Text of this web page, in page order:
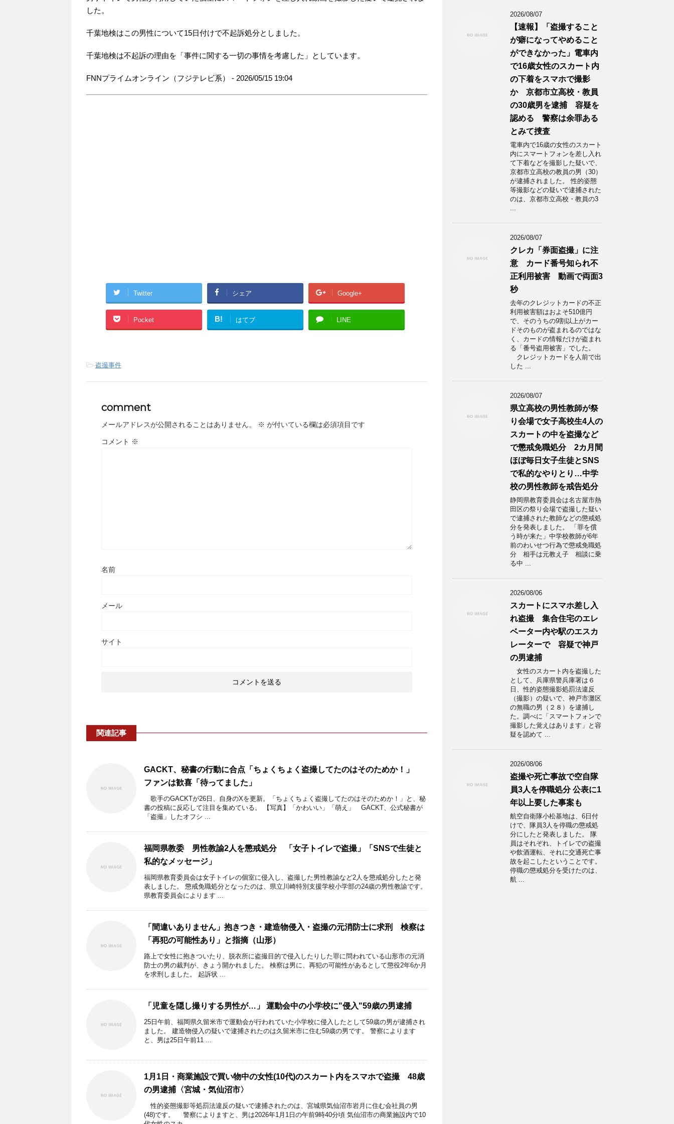
した。
千葉地検はこの男性について15日付けで不起訴処分としました。
千葉地検は不起訴の理由を「事件に関する一切の事情を考慮した」としています。
FNNプライムオンライン（フジテレビ系） - 2026/05/15 19:04
Twitter シェア Google+
Pocket B! はてブ LINE
-盗撮事件
comment
メールアドレスが公開されることはありません。 ※ が付いている欄は必須項目です
コメント ※
名前
メール
サイト
関連記事
GACKT、秘書の行動に合点「ちょくちょく盗撮してたのはそのためか！」
ファンは歓喜「待ってました」
歌手のGACKTが26日、自身のXを更新。「ちょくちょく盗撮してたのはそのためか！」と、秘
書の投稿に反応して注目を集めている。 【写真】「かわいい」「萌え」 GACKT、公式秘書が
「盗撮」したオフシ ...
福岡県教委 男性教諭2人を懲戒処分 「女子トイレで盗撮」「SNSで生徒と
私的なメッセージ」
福岡県教育委員会は女子トイレの個室に侵入し、盗撮した男性教諭など2人を懲戒処分したと発
表しました。 懲戒免職処分となったのは、県立川崎特別支援学校小学部の24歳の男性教諭です。
県教育委員会によります ...
「間違いありません」抱きつき・建造物侵入・盗撮の元消防士に求刑 検察は
「再犯の可能性あり」と指摘（山形）
路上で女性に抱きついたり、脱衣所に盗撮目的で侵入したりした罪に問われている山形市の元消
防士の男の裁判が、きょう開かれました。 検察は男に、再犯の可能性があるとして懲役2年6か月
を求刑しました。 起訴状 ...
「児童を隠し撮りする男性が…」 運動会中の小学校に"侵入"59歳の男逮捕
25日午前、福岡県久留米市で運動会が行われていた小学校に侵入したとして59歳の男が逮捕され
ました。 建造物侵入の疑いで逮捕されたのは久留米市に住む59歳の男です。 警察によります
と、男は25日午前11 ...
1月1日・商業施設で買い物中の女性(10代)のスカート内をスマホで盗撮 48歳
の男逮捕〈宮城・気仙沼市〉
性的姿態撮影等処罰法違反の疑いで逮捕されたのは、宮城県気仙沼市岩月に住む会社員の男
(48)です。 警察によりますと、男は2026年1月1日の午前9時40分頃 気仙沼市の商業施設内で10
2026/08/07
【速報】「盗撮すること
が癖になってやめること
ができなかった」電車内
で16歳女性のスカート内
の下着をスマホで撮影
か 京都市立高校・教員
の30歳男を逮捕 容疑を
認める 警察は余罪ある
とみて捜査
電車内で16歳の女性のスカート
内にスマートフォンを差し入れ
て下着などを撮影した疑いで、
京都市立高校の教員の男（30）
が逮捕されました。 性的姿態
等撮影などの疑いで逮捕された
のは、京都市立高校・教員の3
...
2026/08/07
クレカ「券面盗撮」に注
意 カード番号知られ不
正利用被害 動画で両面3
秒
去年のクレジットカードの不正
利用被害額はおよそ510億円
で、そのうちの9割以上がカー
ドそのものが盗まれるのではな
く、カードの情報だけが盗まれ
る「番号盗用被害」でした。
クレジットカードを人前で出
した ...
2026/08/07
県立高校の男性教師が祭
り会場で女子高校生4人の
スカートの中を盗撮など
で懲戒免職処分 2カ月間
ほぼ毎日女子生徒とSNS
で私的なやりとり…中学
校の男性教師を戒告処分
静岡県教育委員会は名古屋市熱
田区の祭り会場で盗撮した疑い
で逮捕された教師などの懲戒処
分を発表しました。 「罪を償
う時が来た」中学校教師が6年
前のわいせつ行為で懲戒免職処
分 相手は元教え子 相談に乗
る中 ...
2026/08/06
スカートにスマホ差し入
れ盗撮 集合住宅のエレ
ベーター内や駅のエスカ
レーターで 容疑で神戸
の男逮捕
女性のスカート内を盗撮した
として、兵庫県警兵庫署は６
日、性的姿態撮影処罰法違反
（撮影）の疑いで、神戸市灘区
の無職の男（２８）を逮捕し
た。調べに「スマートフォンで
撮影した覚えはあります」と容
疑を認めて ...
2026/08/06
盗撮や死亡事故で空自隊
員3人を停職処分 公表に1
年以上要した事案も
航空自衛隊小松基地は、6日付
けで、隊員3人を停職の懲戒処
分にしたと発表しました。 隊
員はそれぞれ、トイレでの盗撮
や飲酒運転、それに交通死亡事
故を起こしたということです。
停職の懲戒処分を受けたのは、
航 ...